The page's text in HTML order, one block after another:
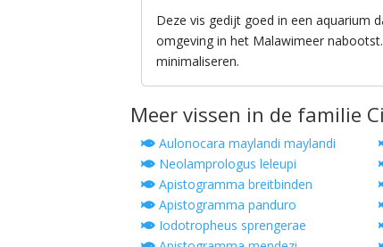
Deze vis gedijt goed in een aquarium
omgeving in het Malawimeer
minimaliseren.
Meer vissen in de familie
Aulonocara maylandi maylandi
Neolamprologus leleupi
Apistogramma breitbinden
Apistogramma panduro
Iodotropheus sprengerae